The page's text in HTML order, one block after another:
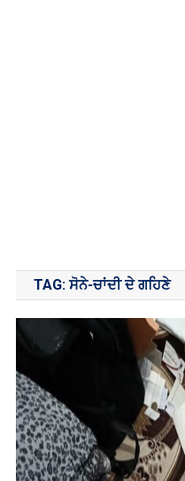
TAG:ਸੋਨੇ-ਚਾਂਦੀ ਦੇ ਗਹਿਣੇ